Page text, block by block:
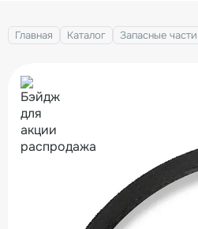
Главная Каталог Запасные